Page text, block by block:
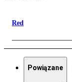
Red
Powiązane